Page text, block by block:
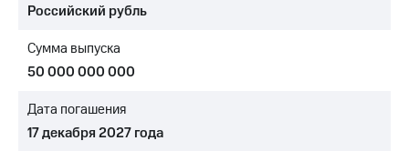
Контакты
Новости
в
и акционерам
Корпоративное
Российский рубль
Сумма выпуска
50 000 000 000
Дата погашения
17 декабря 2027 года